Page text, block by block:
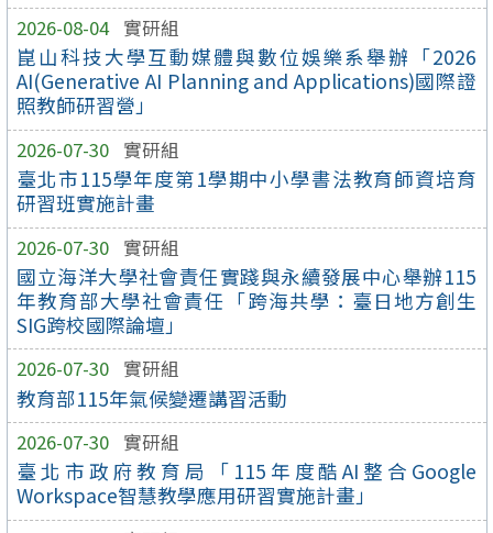
2026-08-04 實研組
崑山科技大學互動媒體與數位娛樂系舉辦「2026
AI(Generative AI Planning and Applications)國際證
照教師研習營」
2026-07-30 實研組
臺北市115學年度第1學期中小學書法教育師資培育
研習班實施計畫
2026-07-30 實研組
國立海洋大學社會責任實踐與永續發展中心舉辦115
年教育部大學社會責任「跨海共學：臺日地方創生
SIG跨校國際論壇」
2026-07-30 實研組
教育部115年氣候變遷講習活動
2026-07-30 實研組
臺北市政府教育局「115年度酷AI整合Google
Workspace智慧教學應用研習實施計畫」